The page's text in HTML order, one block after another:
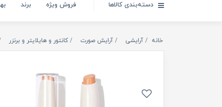
دسته‌بندی کالاها فروش ویژه برند
خانه آرایشی آرایش صورت کانتور و هایلایتر و برنزر